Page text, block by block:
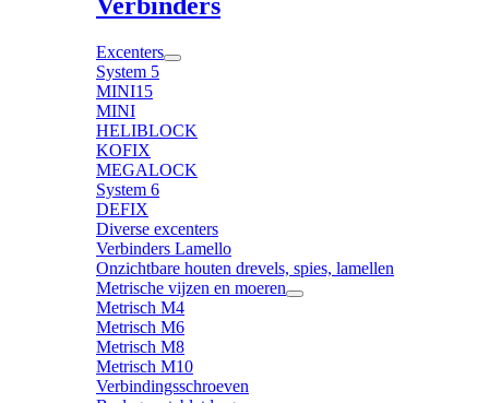
Excenters
System 5
MINI15
MINI
HELIBLOCK
KOFIX
MEGALOCK
System 6
DEFIX
Diverse excenters
Verbinders Lamello
Onzichtbare houten drevels, spies, lamellen
Metrische vijzen en moeren
Metrisch M4
Metrisch M6
Metrisch M8
Metrisch M10
Verbindingsschroeven